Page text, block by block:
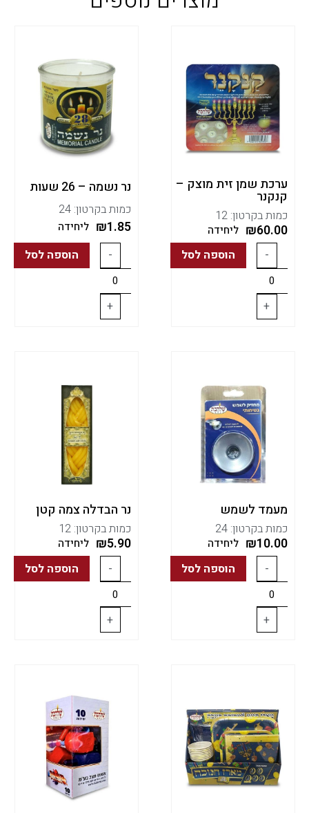
ערכת שמן זית מוצק –
קנקנר
כמות בקרטון: 12
₪60.00 ליחידה
-
+
הוספה לסל
נר נשמה – 26 שעות
כמות בקרטון: 24
₪1.85 ליחידה
-
+
הוספה לסל
מעמד לשמש
כמות בקרטון: 24
₪10.00 ליחידה
-
+
הוספה לסל
נר הבדלה צמה קטן
כמות בקרטון: 12
₪5.90 ליחידה
-
+
הוספה לסל